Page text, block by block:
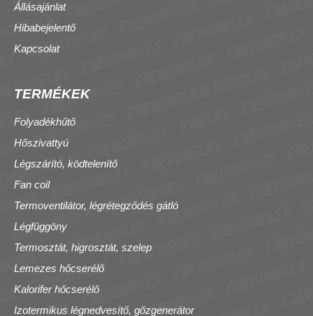
Állásajánlat
Hibabejelentő
Kapcsolat
TERMÉKEK
Folyadékhűtő
Hőszivattyú
Légszárító, ködtelenítő
Fan coil
Termoventilátor, légrétegződés gátló
Légfüggöny
Termosztát, higrosztát, szelep
Lemezes hőcserélő
Kalorifer hőcserélő
Izotermikus légnedvesítő, gőzgenerátor